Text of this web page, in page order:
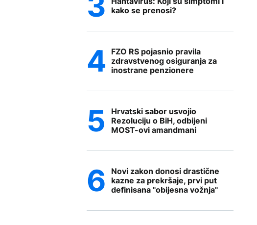
kako se prenosi?
FZO RS pojasnio pravila
zdravstvenog osiguranja za
inostrane penzionere
Hrvatski sabor usvojio
Rezoluciju o BiH, odbijeni
MOST-ovi amandmani
Novi zakon donosi drastične
kazne za prekršaje, prvi put
definisana "obijesna vožnja"